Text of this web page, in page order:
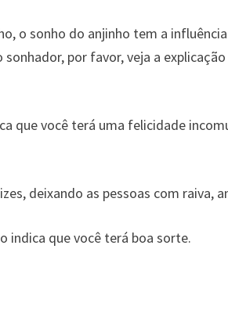
o sonho do anjinho tem a
por favor, veja a
que você terá uma felicidade
deixando as pessoas com raiva,
indica que você terá boa sorte.